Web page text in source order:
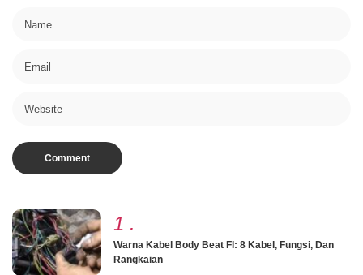
1 .
Warna Kabel Body Beat FI: 8 Kabel, Fungsi, Dan
Rangkaian